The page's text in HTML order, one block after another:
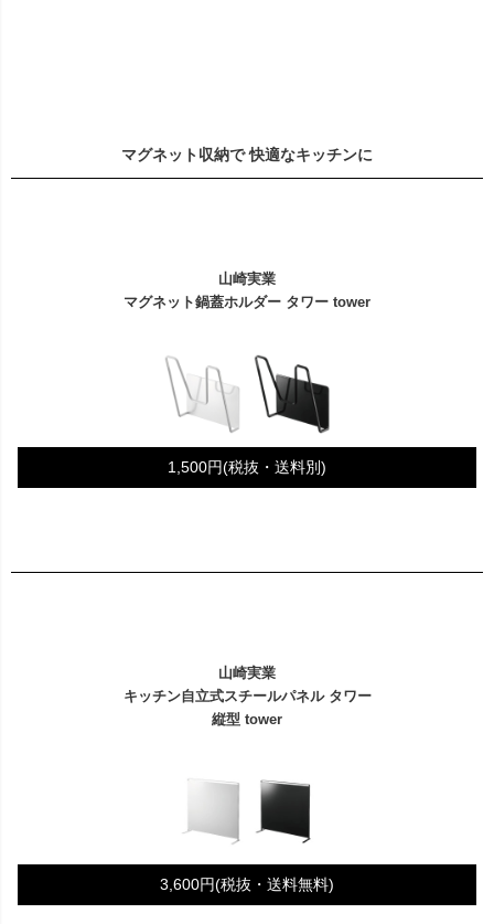
マグネット収納で 快適なキッチンに
山崎実業
マグネット鍋蓋ホルダー タワー tower
1,500円(税抜・送料別)
山崎実業
キッチン自立式スチールパネル タワー
縦型 tower
3,600円(税抜・送料無料)